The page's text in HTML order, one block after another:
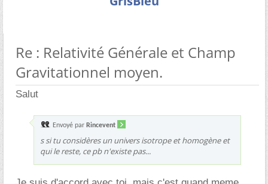
Re : Relativité Générale et Champ
Gravitationnel moyen.
Salut
Envoyé par Rincevent
s si tu considères un univers isotrope et homogène et
qui le reste, ce pb n'existe pas...